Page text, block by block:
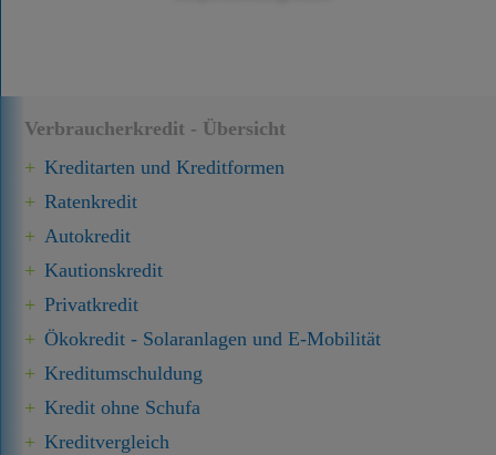
Verbraucherkredit - Übersicht
Kreditarten und Kreditformen
Ratenkredit
Autokredit
Kautionskredit
Privatkredit
Ökokredit - Solaranlagen und E-Mobilität
Kredit­umschuldung
Kredit ohne Schufa
Kreditvergleich